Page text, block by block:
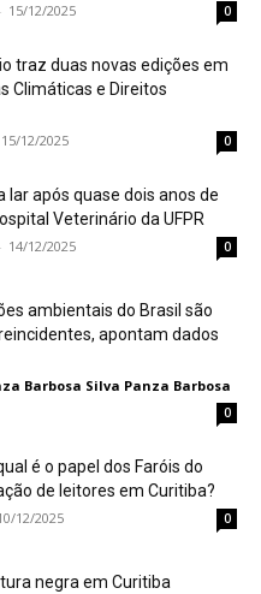
- 15/12/2025 0
traz duas novas edições em
Climáticas e Direitos
15/12/2025 0
lar após quase dois anos de
Veterinário da UFPR
- 14/12/2025 0
ambientais do Brasil são
apontam dados
Barbosa Silva Panza Barbosa
0
é o papel dos Faróis do
de leitores em Curitiba?
12/2025 0
negra em Curitiba